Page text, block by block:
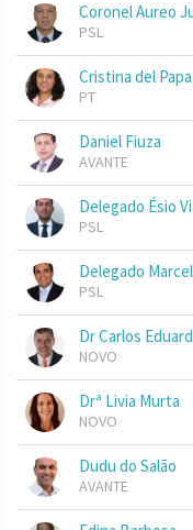
Coronel Aureo
PSL
Cristina del Papa
PT
Daniel Fiuza
AVANTE
Delegado Ésio
PSL
Delegado
PSL
Dr Carlos
NOVO
Drª Livia Murta
NOVO
Dudu do Salão
AVANTE